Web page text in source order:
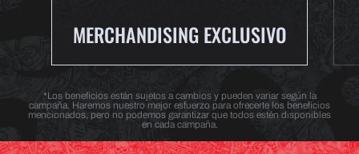
MERCHANDISING EXCLUSIVO
*Los beneficios están sujetos a cambios y pueden variar según la
campaña. Haremos nuestro mejor esfuerzo para ofrecerte los beneficios
mencionados, pero no podemos garantizar que todos estén disponibles
en cada campaña.